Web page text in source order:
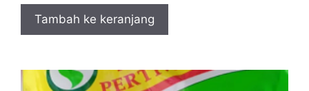
Tambah ke keranjang